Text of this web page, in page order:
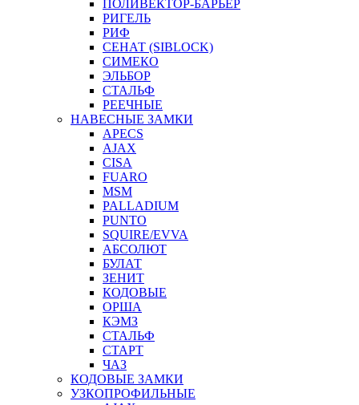
ПОЛИВЕКТОР-БАРЬЕР
РИГЕЛЬ
РИФ
СЕНАТ (SIBLOCK)
СИМЕКО
ЭЛЬБОР
СТАЛЬФ
РЕЕЧНЫЕ
НАВЕСНЫЕ ЗАМКИ
APECS
AJAX
CISA
FUARO
MSM
PALLADIUM
PUNTO
SQUIRE/EVVA
АБСОЛЮТ
БУЛАТ
ЗЕНИТ
КОДОВЫЕ
ОРША
КЭМЗ
СТАЛЬФ
СТАРТ
ЧАЗ
КОДОВЫЕ ЗАМКИ
УЗКОПРОФИЛЬНЫЕ